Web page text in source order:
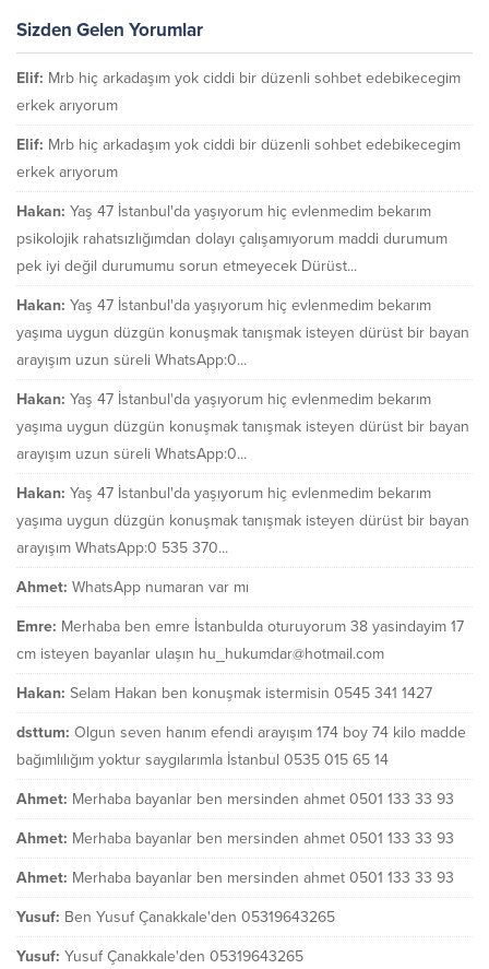
Sizden Gelen Yorumlar
Elif: Mrb hiç arkadaşım yok ciddi bir düzenli sohbet edebikecegim
erkek arıyorum
Elif: Mrb hiç arkadaşım yok ciddi bir düzenli sohbet edebikecegim
erkek arıyorum
Hakan: Yaş 47 İstanbul'da yaşıyorum hiç evlenmedim bekarım
psikolojik rahatsızlığımdan dolayı çalışamıyorum maddi durumum
pek iyi değil durumumu sorun etmeyecek Dürüst...
Hakan: Yaş 47 İstanbul'da yaşıyorum hiç evlenmedim bekarım
yaşıma uygun düzgün konuşmak tanışmak isteyen dürüst bir bayan
arayışım uzun süreli WhatsApp:0...
Hakan: Yaş 47 İstanbul'da yaşıyorum hiç evlenmedim bekarım
yaşıma uygun düzgün konuşmak tanışmak isteyen dürüst bir bayan
arayışım uzun süreli WhatsApp:0...
Hakan: Yaş 47 İstanbul'da yaşıyorum hiç evlenmedim bekarım
yaşıma uygun düzgün konuşmak tanışmak isteyen dürüst bir bayan
arayışım WhatsApp:0 535 370...
Ahmet: WhatsApp numaran var mı
Emre: Merhaba ben emre İstanbulda oturuyorum 38 yasindayim 17
cm isteyen bayanlar ulaşın hu_hukumdar@hotmail.com
Hakan: Selam Hakan ben konuşmak istermisin 0545 341 1427
dsttum: Olgun seven hanım efendi arayışım 174 boy 74 kilo madde
bağımlılığım yoktur saygılarımla İstanbul 0535 015 65 14
Ahmet: Merhaba bayanlar ben mersinden ahmet 0501 133 33 93
Ahmet: Merhaba bayanlar ben mersinden ahmet 0501 133 33 93
Ahmet: Merhaba bayanlar ben mersinden ahmet 0501 133 33 93
Yusuf: Ben Yusuf Çanakkale'den 05319643265
Yusuf: Yusuf Çanakkale'den 05319643265